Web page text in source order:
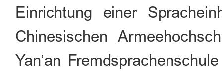
Einrichtung einer
Chinesischen
Yan’an